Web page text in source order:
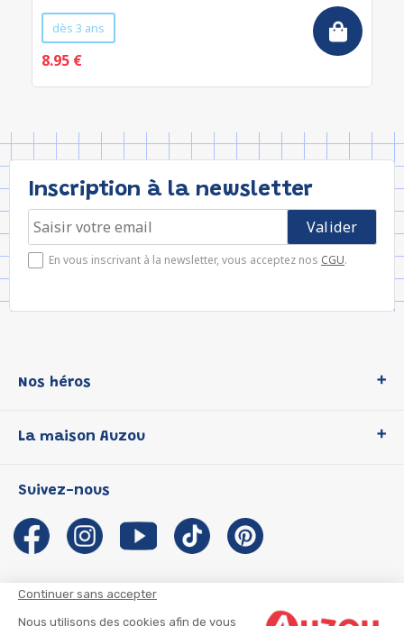
Continuer sans accepter
Nous utilisons des cookies afin de vous
dès 3 ans
8.95 €
Inscription à la newsletter
En vous inscrivant à la newsletter, vous acceptez nos CGU.
Nos héros
P'tit Loup
Les Influenceuses
Migali
Petite Taupe
La maison Auzou
Notre histoire
Auzou s'engage
Auteurs et illustrateurs Auzou
Suivez-nous